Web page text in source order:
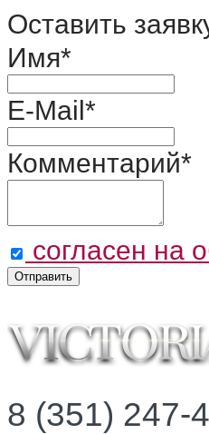
Оставить
Имя*
E-Mail*
Комментарий*
согласен на
Отправить
8 (351) 247-